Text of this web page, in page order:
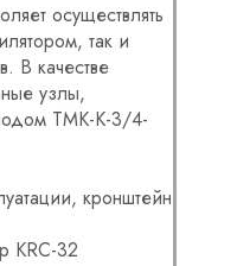
осуществлять
так и
В качестве
узлы,
ТМК-К-3/4-
кронштейн
KRC-32